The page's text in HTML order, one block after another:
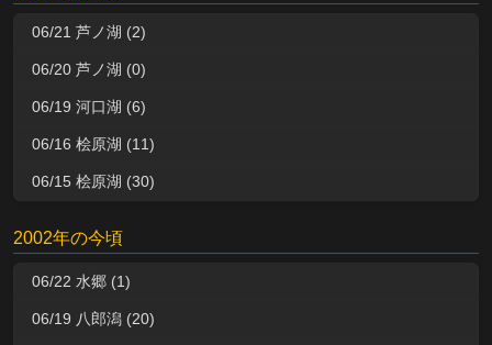
06/21 芦ノ湖 (2)
06/20 芦ノ湖 (0)
06/19 河口湖 (6)
06/16 桧原湖 (11)
06/15 桧原湖 (30)
2002年の今頃
06/22 水郷 (1)
06/19 八郎潟 (20)